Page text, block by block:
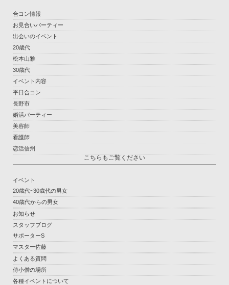
合コン情報
お見合いパーティー
出会いのイベント
20歳代
松本山雅
30歳代
イベント内容
平日合コン
長野市
婚活パーティー
美容師
看護師
恋活信州
こちらもご覧ください
イベント
20歳代~30歳代の男女
40歳代からの男女
お知らせ
スタッフブログ
サポーターS
マスター佐藤
よくある質問
侍小僧の場所
各種イベントについて